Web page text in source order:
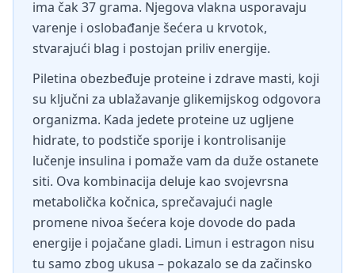
ima čak 37 grama. Njegova vlakna usporavaju
varenje i oslobađanje šećera u krvotok,
stvarajući blag i postojan priliv energije.
Piletina obezbeđuje proteine i zdrave masti, koji
su ključni za ublažavanje glikemijskog odgovora
organizma. Kada jedete proteine uz ugljene
hidrate, to podstiče sporije i kontrolisanije
lučenje insulina i pomaže vam da duže ostanete
siti. Ova kombinacija deluje kao svojevrsna
metabolička kočnica, sprečavajući nagle
promene nivoa šećera koje dovode do pada
energije i pojačane gladi. Limun i estragon nisu
tu samo zbog ukusa – pokazalo se da začinsko